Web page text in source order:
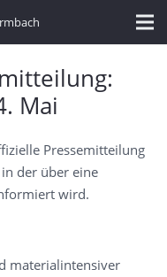
Mai
Pressemitteilung
der über eine
wird.
materialintensiver